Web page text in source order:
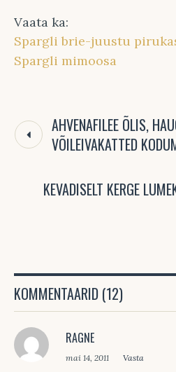
Vaata ka:
Spargli brie-juustu
Spargli mimoosa
AHVENAFILEE ÕLIS,
VÕILEIVAKATTED
KEVADISELT KERGE
KOMMENTAARID (12)
RAGNE
mai 14, 2011 Vasta